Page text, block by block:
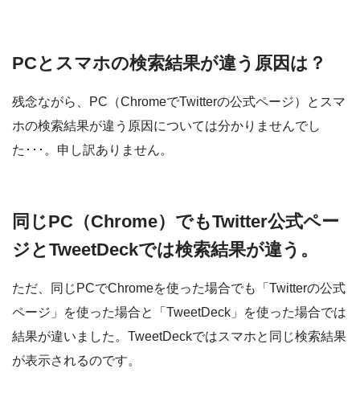
PCとスマホの検索結果が違う原因は？
残念ながら、PC（ChromeでTwitterの公式ページ）とスマ
ホの検索結果が違う原因については分かりませんでし
た･･･。申し訳ありません。
同じPC（Chrome）でもTwitter公式ペー
ジとTweetDeckでは検索結果が違う。
ただ、同じPCでChromeを使った場合でも「Twitterの公式
ページ」を使った場合と「TweetDeck」を使った場合では
結果が違いました。TweetDeckではスマホと同じ検索結果
が表示されるのです。